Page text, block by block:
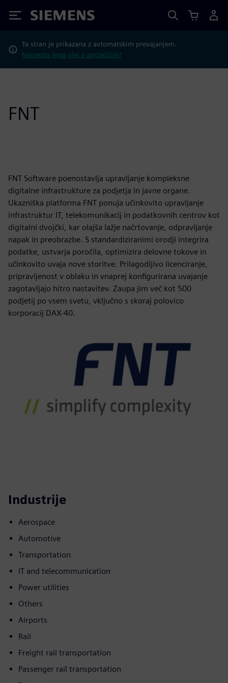
Siemens
Ta stran je prikazana z avtomatskim prevajanjem.
Namesto tega glej v angleščini?
FNT
FNT Software poenostavlja upravljanje kompleksne
digitalne infrastrukture za podjetja in javne organe.
Ukazniška platforma FNT ponuja učinkovito upravljanje
infrastruktur IT, telekomunikacij in podatkovnih centrov kot
digitalni dvojčki, kar olajša lažje načrtovanje, odpravljanje
napak in preobrazbe. S standardiziranimi orodji integrira
podatke, ustvarja poročila, optimizira delovne tokove in
učinkovito uvaja nove storitve. Prilagodljivo licenciranje,
pripravljenost v oblaku in vnaprej konfigurirana uvajanje
zagotavljajo hitro nastavitev. Zaupa jim več kot 500
podjetij po vsem svetu, vključno s skoraj polovico
korporacij DAX-40.
Industrije
Aerospace
Automotive
Transportation
IT and telecommunication
Power utilities
Others
Airports
Rail
Freight rail transportation
Passenger rail transportation